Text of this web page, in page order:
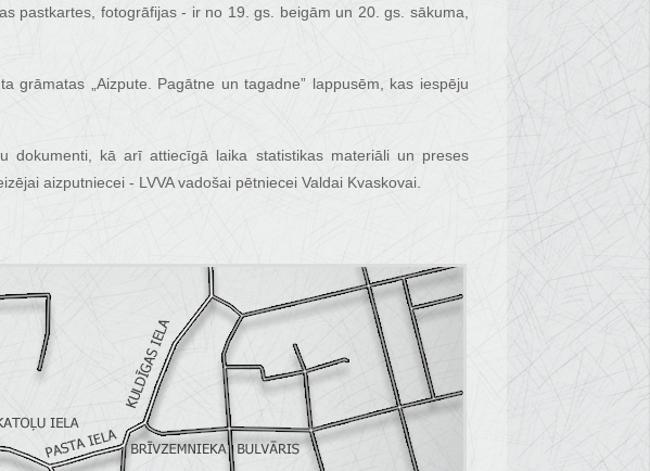
pastkartes, fotogrāfijas - ir no 19. gs. beigām un 20. gs. sākuma,
„Aizpute. Pagātne un tagadne” lappusēm, kas iespēju
dokumenti, kā arī attiecīgā laika statistikas materiāli un preses
aizputniecei - LVVA vadošai pētniecei Valdai Kvaskovai.